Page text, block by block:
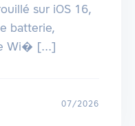
sur iOS 16,
batterie,
Wi� [...]
07/2026